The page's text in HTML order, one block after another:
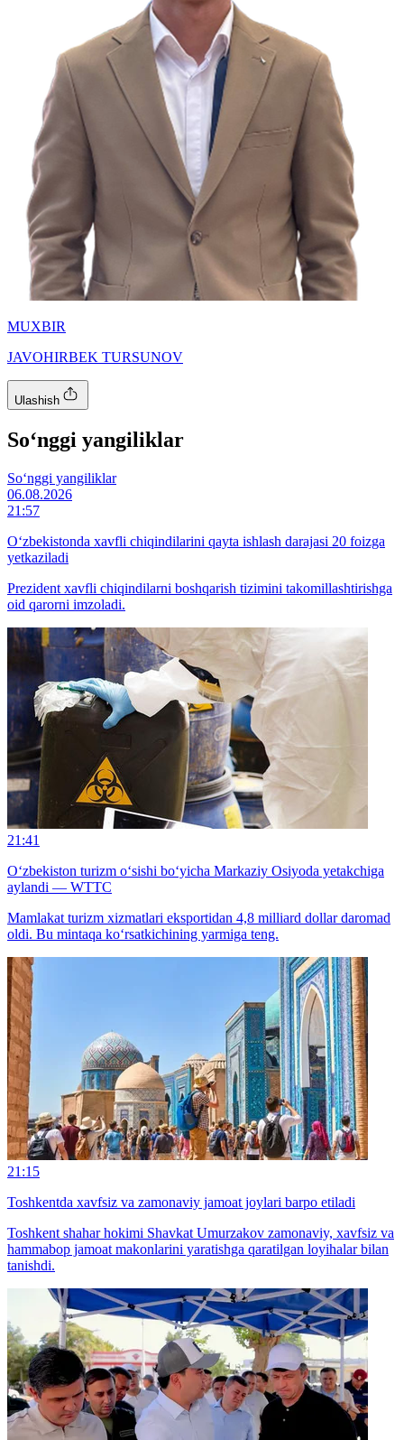
MUXBIR
JAVOHIRBEK TURSUNOV
Ulashish
So‘nggi yangiliklar
So‘nggi yangiliklar
06.08.2026
21:57
O‘zbekistonda xavfli chiqindilarini qayta ishlash darajasi 20 foizga
yetkaziladi
Prezident xavfli chiqindilarni boshqarish tizimini takomillashtirishga
oid qarorni imzoladi.
21:41
O‘zbekiston turizm o‘sishi bo‘yicha Markaziy Osiyoda yetakchiga
aylandi — WTTC
Mamlakat turizm xizmatlari eksportidan 4,8 milliard dollar daromad
oldi. Bu mintaqa ko‘rsatkichining yarmiga teng.
21:15
Toshkentda xavfsiz va zamonaviy jamoat joylari barpo etiladi
Toshkent shahar hokimi Shavkat Umurzakov zamonaviy, xavfsiz va
hammabop jamoat makonlarini yaratishga qaratilgan loyihalar bilan
tanishdi.